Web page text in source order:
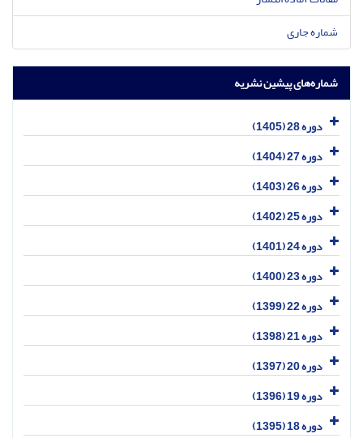
شماره جاری
شماره‌های پیشین نشریه
دوره 28 (1405)
دوره 27 (1404)
دوره 26 (1403)
دوره 25 (1402)
دوره 24 (1401)
دوره 23 (1400)
دوره 22 (1399)
دوره 21 (1398)
دوره 20 (1397)
دوره 19 (1396)
دوره 18 (1395)